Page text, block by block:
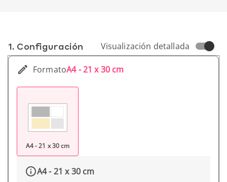
1. Conf­iguración Visualización detallada
FormatoA4 - 21 x 30 cm
A4 - 21 x 30 cm
A4 - 21 x 30 cm